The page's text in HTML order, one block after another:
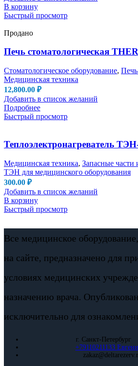
В корзину
Быстрый просмотр
Продано
Печь стоматологическая
Стоматологическое оборудование, Печь
Медицинская техника
12,800.00 ₽
Добавить в список желаний
Подробнее
Быстрый просмотр
Теплоэлектронагреватель
Медицинская техника, Запасные
ТЭН для медицинского оборудования
300.00 ₽
Добавить в список желаний
В корзину
Быстрый просмотр
Все медицинское
на сайте, предназначено для
условиях медицинских
назначению врача.
исключительно для
г. Санкт-Петербург
+79110211133